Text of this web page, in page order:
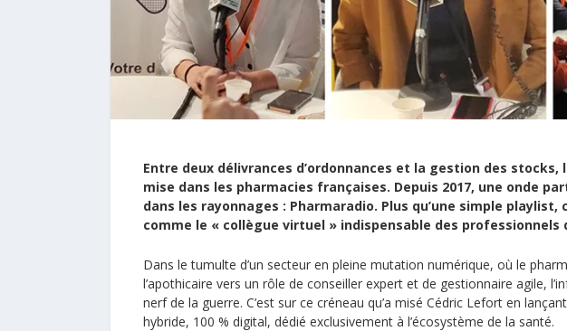
Entre deux délivrances d’ordonnances et la gestion des stocks,
mise dans les pharmacies françaises. Depuis 2017, une onde
dans les rayonnages : Pharmaradio. Plus qu’une simple playlist,
comme le « collègue virtuel » indispensable des professionnels
Dans le tumulte d’un secteur en pleine mutation numérique, où le
l’apothicaire vers un rôle de conseiller expert et de gestionnaire agile,
nerf de la guerre. C’est sur ce créneau qu’a misé Cédric Lefort en
hybride, 100 % digital, dédié exclusivement à l’écosystème de la santé.